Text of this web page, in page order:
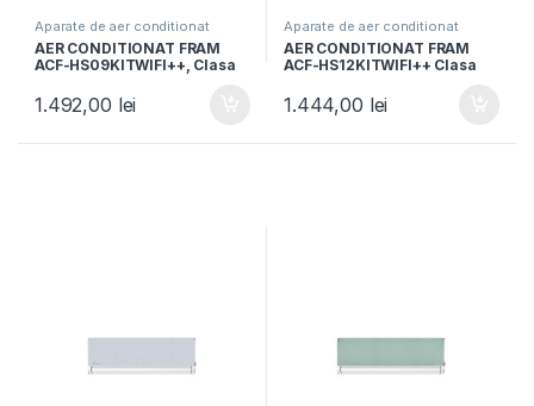
Aparate de aer conditionat
AER CONDITIONAT FRAM
ACF-HS09KITWIFI++, Clasa
instalare inclus 3m, Functie
iFeel, Alb
1.492,00 lei
Aparate de aer conditionat
AER CONDITIONAT FRAM
ACF-HS12KITWIFI++ Clasa
Control Wi-Fi, Kit instalare
inclus 3m, Functie iFeel, Alb
1.444,00 lei